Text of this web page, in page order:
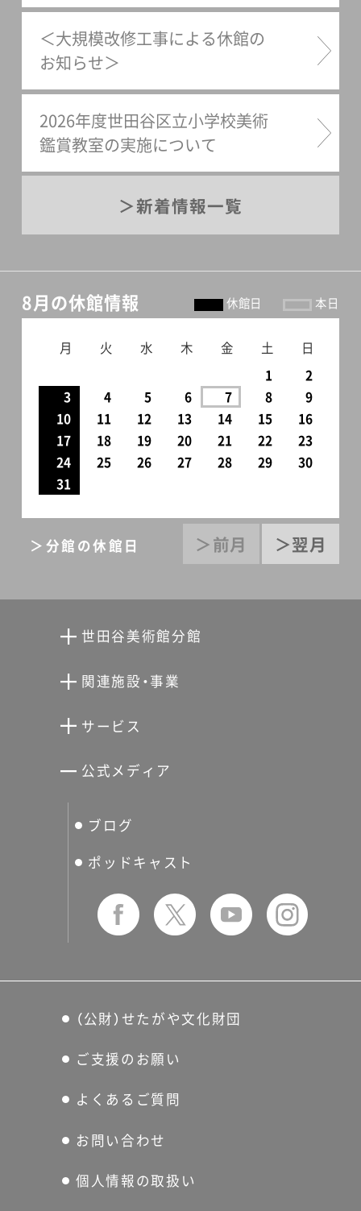
＜大規模改修工事による休館の
お知らせ＞
2026年度世田谷区立小学校美術
鑑賞教室の実施について
新着情報一覧
8月の休館情報 休館日 本日
月 火 水 木 金 土 日
1
2
3
4 5 6 7 8
9
10
11 12 13 14 15
16
17
18 19 20 21 22
23
24
25 26 27 28 29
30
31
＞前月 ＞翌月
＞分館の休館日
世田谷美術館分館
向井潤吉アトリエ館
分館スケジュール
関連施設・事業
せたおん
サービス
せたがやアーツカード
友の会
公式メディア
ブログ
ポッドキャスト
（公財）せたがや文化財団
ご支援のお願い
よくあるご質問
お問い合わせ
個人情報の取扱い